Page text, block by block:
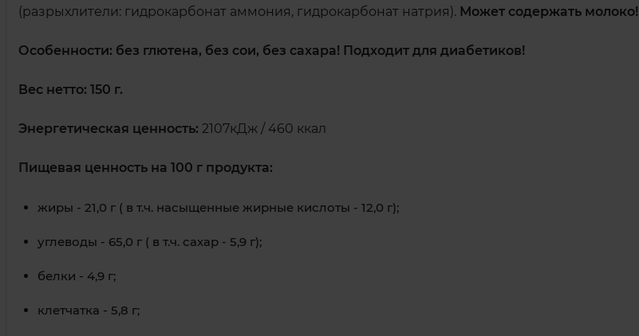
(разрыхлители: гидрокарбонат аммония, гидрокарбонат натрия). Может содержать молоко!
Особенности: без глютена, без сои, без сахара! Подходит для диабетиков!
Вес нетто: 150 г.
Энергетическая ценность: 2107кДж / 460 ккал
Пищевая ценность на 100 г продукта:
жиры - 21,0 г ( в т.ч. насыщенные жирные кислоты - 12,0 г);
углеводы - 65,0 г ( в т.ч. сахар - 5,9 г);
белки - 4,9 г;
клетчатка - 5,8 г;